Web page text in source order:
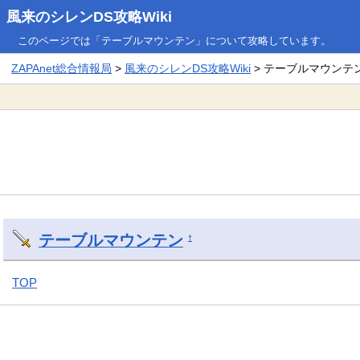
風来のシレンDS攻略Wiki
このページでは「テーブルマウンテン」について攻略しています。
ZAPAnet総合情報局 > 風来のシレンDS攻略Wiki > テーブルマウンテ
テーブルマウンテン †
TOP